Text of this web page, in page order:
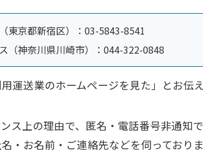
東京都新宿区）：03-5843-8541
（神奈川県川崎市）：044-322-0848
運送業のホームページを見た」とお伝え
ス上の理由で、匿名・電話番号非通知
・お名前・ご連絡先などを伺っており